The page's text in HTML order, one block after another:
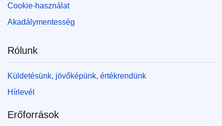
Cookie-használat
Akadálymentesség
Rólunk
Küldetésünk, jövőképünk, értékrendünk
Hírlevél
Erőforrások